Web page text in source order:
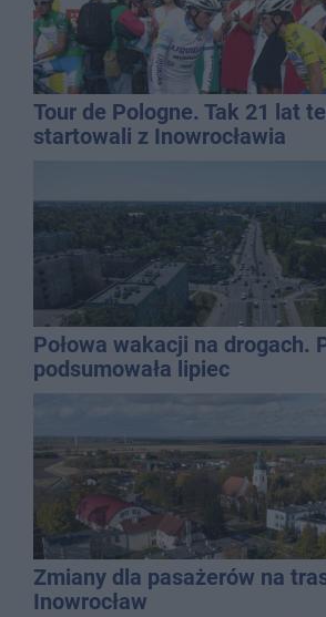
Tour de Pologne. Tak 21 lat
startowali z Inowrocławia
Połowa wakacji na drogach.
podsumowała lipiec
Zmiany dla pasażerów na
Inowrocław